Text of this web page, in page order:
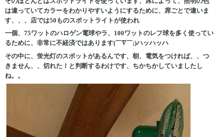
は違っていてカラーをわかりやすいようにするために、席ごとで違いま
す、、、店では50ものスポットライトが使われ
一個、75ワットのハロゲン電球やラ、100ワットのレフ球を多く使ってい
るために、非常に不経済ではあります(￣∇￣;)ハッハッハ
その中に、蛍光灯のスポットがあるんです、朝、電気をつければ、、つ
きません、、切れた！と判断するわけです、ちかちかしていましたし
ね。。